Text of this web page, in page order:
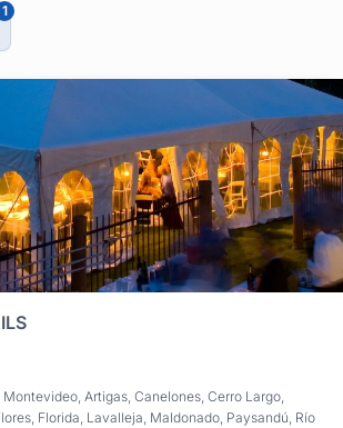
1
Artigas, Canelones, Cerro Largo,
Florida, Lavalleja, Maldonado, Paysandú, Río